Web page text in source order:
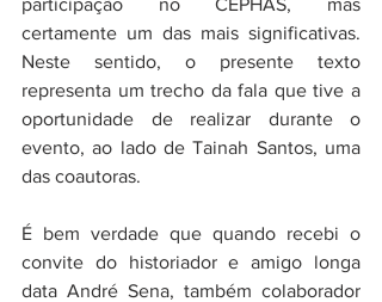
certamente um das mais significativas.
Neste sentido, o presente texto
representa um trecho da fala que tive a
oportunidade de realizar durante o
evento, ao lado de Tainah Santos, uma
das coautoras.
É bem verdade que quando recebi o
convite do historiador e amigo longa
data André Sena, também colaborador